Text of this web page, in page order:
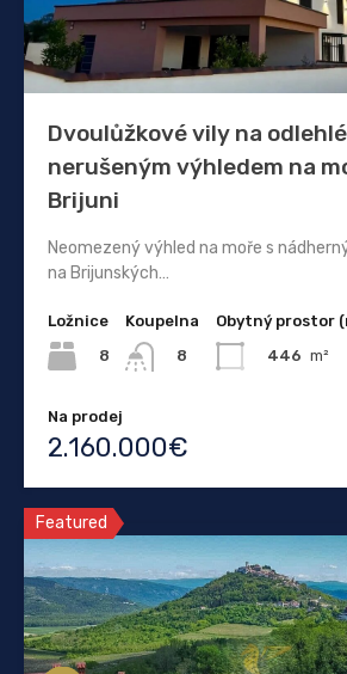
Dvoulůžkové vily na
nerušeným výhledem na
Brijuni
Neomezený výhled na moře s
na Brijunských…
Ložnice
8
Koupelna
8
Obytný prostor
446 m²
Na prodej
2.160.000€
Featured